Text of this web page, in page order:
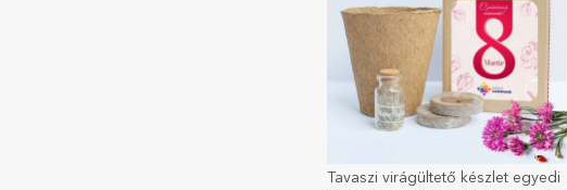
Tavaszi virágültető készlet egyedi